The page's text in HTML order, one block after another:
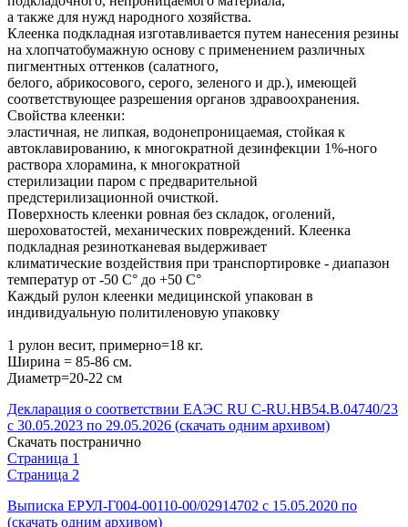
а также для нужд народного хозяйства.
Клеенка подкладная изготавливается путем нанесения резины
на хлопчатобумажную основу с применением различных
пигментных оттенков (салатного,
белого, абрикосового, серого, зеленого и др.), имеющей
соответствующее разрешения органов здравоохранения.
Свойства клеенки:
эластичная, не липкая, водонепроницаемая, стойкая к
автоклавированию, к многократной дезинфекции 1%-ного
раствора хлорамина, к многократной
стерилизации паром с предварительной
предстерилизационной очисткой.
Поверхность клеенки ровная без складок, оголений,
шероховатостей, механических повреждений. Клеенка
подкладная резинотканевая выдерживает
климатические воздействия при транспортировке - диапазон
температур от -50 С° до +50 С°
Каждый рулон клеенки медицинской упакован в
индивидуальную политиленовую упаковку
1 рулон весит, примерно=18 кг.
Ширина = 85-86 см.
Диаметр=20-22 см
Декларация о соответствии ЕАЭС RU С-RU.НВ54.В.04740/23
с 30.05.2023 по 29.05.2026 (скачать одним архивом)
Скачать постранично
Страница 1
Страница 2
Выписка ЕРУЛ-Г004-00110-00/02914702 с 15.05.2020 по
(скачать одним архивом)